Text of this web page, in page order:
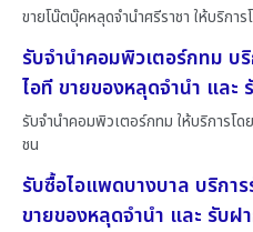
ขายโน๊ตบุ๊คหลุดจำนำศรีราชา ให้บริกา
รับจำนำคอมพิวเตอร์กทม บ
ไอที ขายของหลุดจำนำ แล
รับจำนำคอมพิวเตอร์กทม ให้บริการโ
ชน
รับซื้อไอแพดบางบาล บริกา
ขายของหลุดจำนำ และ รับ